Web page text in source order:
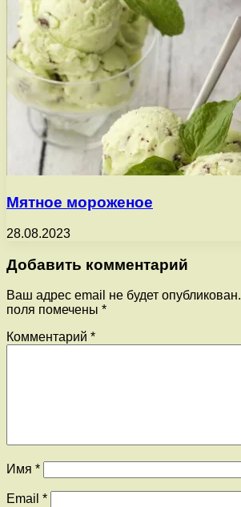
Мятное мороженое
28.08.2023
Добавить комментарий
Ваш адрес email не будет опубликован.
поля помечены *
Комментарий *
Имя *
Email *